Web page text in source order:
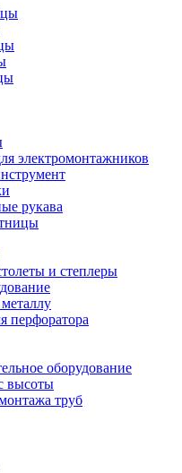
электромонтажников
рукава
и степлеры
перфоратора
оборудование
высоты
труб